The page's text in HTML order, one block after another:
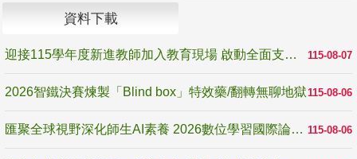
資料下載
115-08-07
迎接115學年度新進教師加入教育現場 啟動全面支持陪伴
115-08-06
2026智鐵決賽煉製「Blind box」特效藥/翻轉無聊地獄
115-08-06
匯聚全球視野深化師生AI素養 2026數位學習國際論壇高雄登場